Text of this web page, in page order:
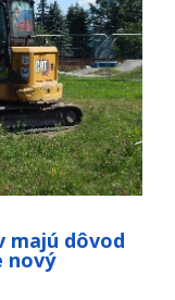
majú dôvod
nový